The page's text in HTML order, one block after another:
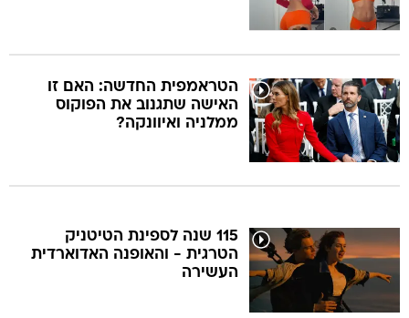
הטראמפית החדשה: האם זו
האישה שתגנוב את הפוקוס
ממלניה ואיוונקה?
115 שנה לספינת הטיטניק
הטרגית - והאופנה האדוארדית
העשירה